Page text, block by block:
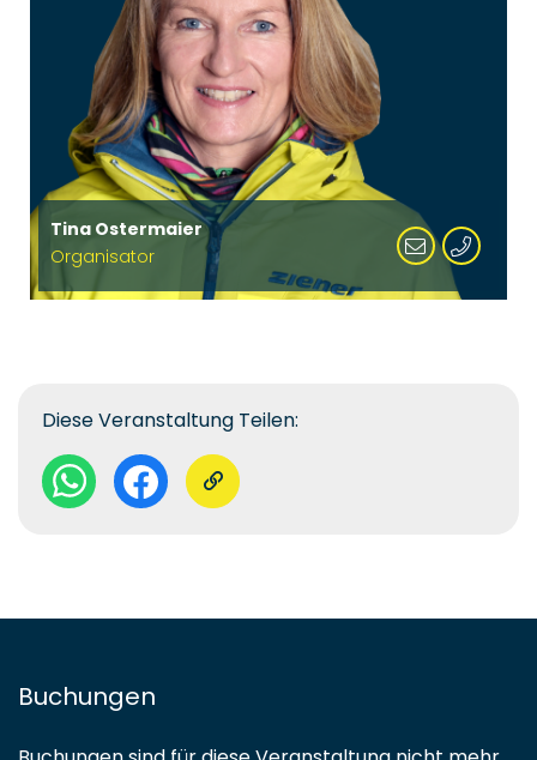
Tina Ostermaier
Organisator
Diese Veranstaltung Teilen:
Buchungen